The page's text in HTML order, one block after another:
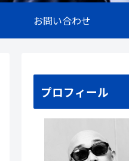
お問い合わせ
プロフィール